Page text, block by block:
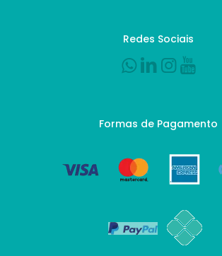
Redes Sociais
Formas de Pagamento